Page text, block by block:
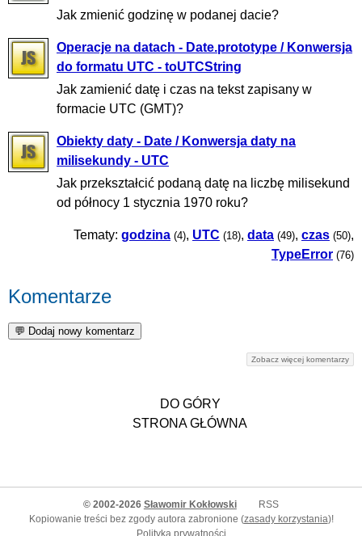
Jak zmienić godzinę w podanej dacie?
Operacje na datach - Date.prototype / Konwersja
do formatu UTC - toUTCString
Jak zamienić datę i czas na tekst zapisany w
formacie UTC (GMT)?
Obiekty daty - Date / Konwersja daty na
milisekundy - UTC
Jak przekształcić podaną datę na liczbę milisekund
od północy 1 stycznia 1970 roku?
Tematy: godzina (4), UTC (18), data (49), czas (50),
TypeError (76)
Komentarze
Zobacz więcej komentarzy
DO GÓRY
STRONA GŁÓWNA
© 2002-2026 Sławomir Kokłowski
RSS
Kopiowanie treści bez zgody autora zabronione (zasady korzystania)!